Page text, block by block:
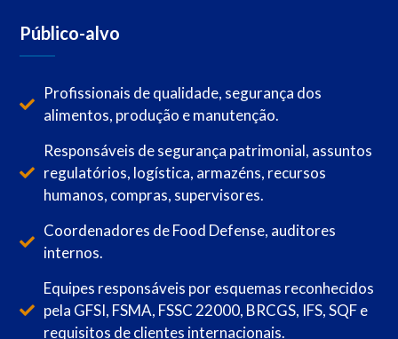
Público-alvo
Profissionais de qualidade, segurança dos
alimentos, produção e manutenção.
Responsáveis de segurança patrimonial, assuntos
regulatórios, logística, armazéns, recursos
humanos, compras, supervisores.
Coordenadores de Food Defense, auditores
internos.
Equipes responsáveis por esquemas reconhecidos
pela GFSI, FSMA, FSSC 22000, BRCGS, IFS, SQF e
requisitos de clientes internacionais.